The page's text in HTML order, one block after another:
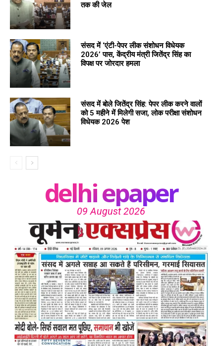
तक की जेल
संसद में ‘एंटी-पेपर लीक संशोधन विधेयक
2026’ पास, केंद्रीय मंत्री जितेंद्र सिंह का
विपक्ष पर जोरदार हमला
संसद में बोले जितेंद्र सिंह: पेपर लीक करने वालों
को 5 महीने में मिलेगी सजा, लोक परीक्षा संशोधन
विधेयक 2026 पेश
delhi epaper
09 August 2026